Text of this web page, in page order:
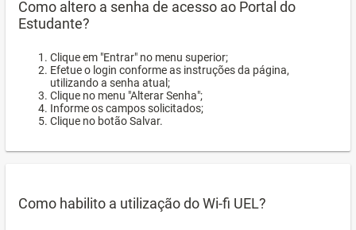
Como altero a senha de acesso ao Portal do
Estudante?
Clique em "Entrar" no menu superior;
Efetue o login conforme as instruções da página,
utilizando a senha atual;
Clique no menu "Alterar Senha";
Informe os campos solicitados;
Clique no botão Salvar.
Como habilito a utilização do Wi-fi UEL?